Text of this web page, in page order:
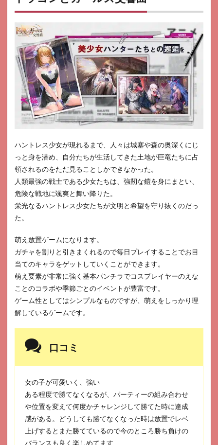
ハントレス少女が現れるまで、人々は城塞や森の奥深くにじ
っと身を潜め、自分たちが生活してきた土地が巨竜たちに占
領されるのをただ見ることしかできなかった。
人類最強の戦士である少女たちは、強靭な鎧を身にまとい、
危険な戦地に颯爽と舞い降りた。
栄光なるハントレス少女たちが文明と希望を守り抜くのだっ
た。
萌え放置ゲームになります。
ガチャを割りと引きまくれるので毎日プレイすることでお目
当てのキャラをゲットしていくことができます。
萌え要素が非常に強く基本パンチラでコスプレイヤーのえな
ことのコラボや季節ごとのイベントが豊富です。
ゲーム性としてはシンプルなものですが、萌えをしっかり理
解しているゲームです。
口コミ
女の子が可愛いく、強い
ある程度で勝てなくなるが、パーティーの組み合わせ
や位置を変えて何度かチャレンジして勝てた時に達成
感がある。どうしても勝てなくなった時は放置でレベ
上げするとまた勝てているので今のところ勝ち負けの
バランスも良く楽しめてます